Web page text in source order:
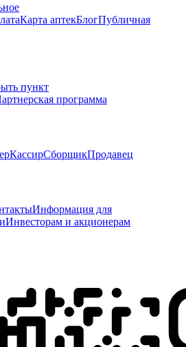
Карта аптекБлогПубличная
пункт
программа
КассирСборщикПродавец
Информация для
Инвесторам и акционерам